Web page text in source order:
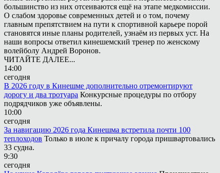
большинство из них отсеиваются ещё на этапе медкомиссии.
О слабом здоровье современных детей и о том, почему
главным препятствием на пути к спортивной карьере порой
становятся иные планы родителей, узнаём из первых уст. На
наши вопросы ответил кинешемский тренер по женскому
волейболу Андрей Воронов.
ЧИТАЙТЕ ДАЛЕЕ...
14:00
сегодня
В 2026 году в Кинешме дополнительно отремонтируют
дорогу и два тротуара Конкурсные процедуры по отбору
подрядчиков уже объявлены.
10:00
сегодня
За навигацию 2026 года Кинешма встретила почти 100
теплоходов Только в июле к причалу города пришвартовались
33 судна.
9:30
сегодня